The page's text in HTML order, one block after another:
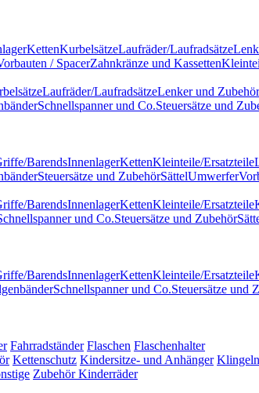
KettenKurbelsätzeLaufräder/Laufradsätze
/ SpacerZahnkränze und Kassetten
Laufräder/LaufradsätzeLenker und Zubehör
Schnellspanner und Co.Steuersätze und
BarendsInnenlagerKettenKleinteile/Ersatzteile
Steuersätze und ZubehörSättelUmwerfer
BarendsInnenlagerKettenKleinteile/Ersatzteile
und Co.Steuersätze und Zubehör
BarendsInnenlagerKettenKleinteile/Ersatzteile
Schnellspanner und Co.Steuersätze und
Fahrradständer Flaschen Flaschenhalter
Kettenschutz Kindersitze- und Anhänger Klingeln
Zubehör Kinderräder